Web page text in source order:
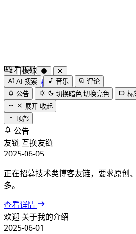
by 木果阿木果
看板娘
AI 搜索 音乐
评论
公告
切换暗色 切换亮色 标
展开 收起
顶部
公告
友链 互换友链
2025-06-05
正在招募技术类博客友链，要求原创
多。
查看详情
欢迎 关于我的介绍
2025-06-01